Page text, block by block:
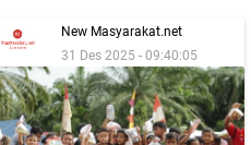
New Masyarakat.net
31 Des 2025 - 09:40:05